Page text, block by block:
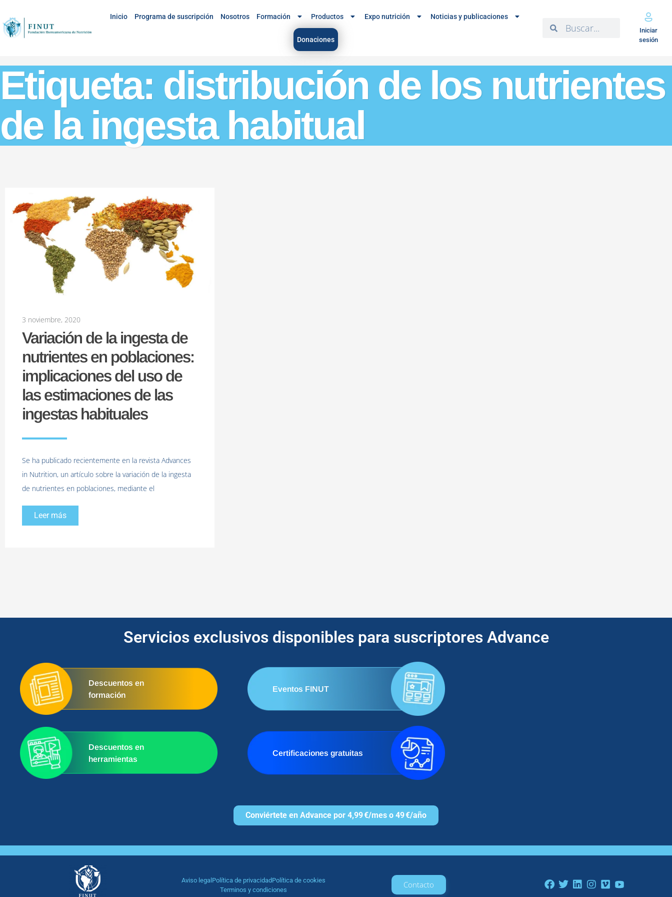
Inicio Programa de suscripción Nosotros Formación Productos Expo nutrición Noticias y publicaciones
Donaciones
Iniciar
sesión
Etiqueta: distribución de los nutrientes
de la ingesta habitual
3 noviembre, 2020
Variación de la ingesta de
nutrientes en poblaciones:
implicaciones del uso de
las estimaciones de las
ingestas habituales
Se ha publicado recientemente en la revista Advances
in Nutrition, un artículo sobre la variación de la ingesta
de nutrientes en poblaciones, mediante el
Leer más
Servicios exclusivos disponibles para suscriptores Advance
Descuentos en
formación
Eventos FINUT
Descuentos en
herramientas
Certificaciones gratuitas
Conviértete en Advance por 4,99 €/mes o 49 €/año
Aviso legalPolítica de privacidadPolítica de cookies
Terminos y condiciones
Contacto